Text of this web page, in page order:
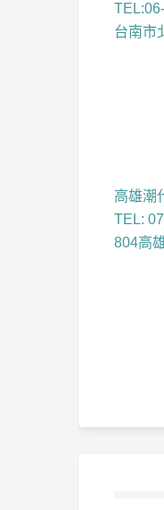
台南市
高雄潮
TEL:
804高